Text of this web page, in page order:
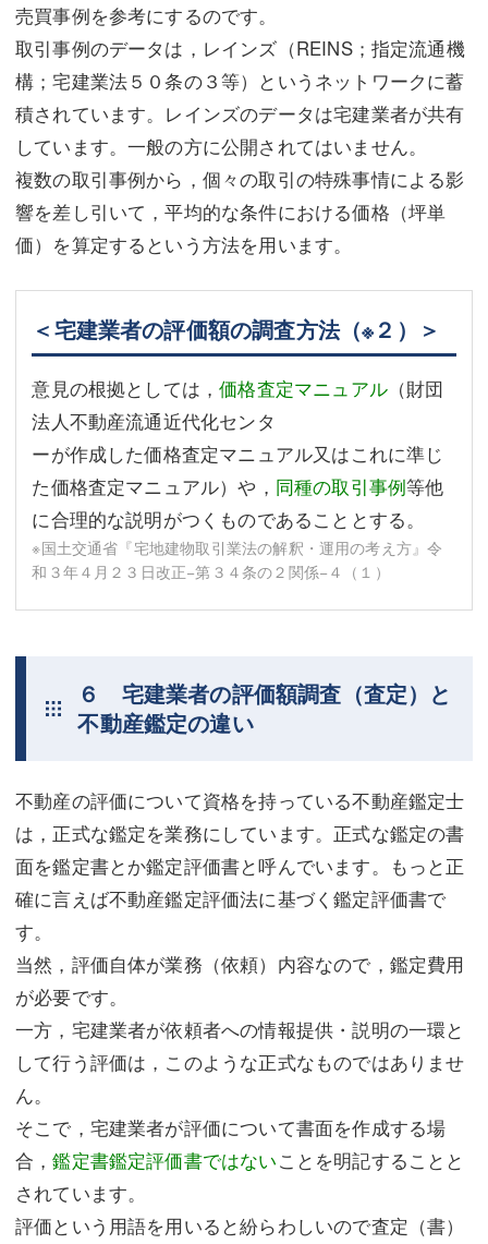
売買事例を参考にするのです。
取引事例のデータは，レインズ（REINS；指定流通機
構；宅建業法５０条の３等）というネットワークに蓄
積されています。レインズのデータは宅建業者が共有
しています。一般の方に公開されてはいません。
複数の取引事例から，個々の取引の特殊事情による影
響を差し引いて，平均的な条件における価格（坪単
価）を算定するという方法を用います。
＜宅建業者の評価額の調査方法（※２） ＞
意見の根拠としては，価格査定マニュアル（財団
法人不動産流通近代化センタ
ーが作成した価格査定マニュアル又はこれに準じ
た価格査定マニュアル）や， 同種の取引事例等他
に合理的な説明がつくものであることとする。
※国土交通省『宅地建物取引業法の解釈・運用の考え方』令
和３年４月２３日改正−第３４条の２関係−４（１）
６ 宅建業者の評価額調査（査定）と
不動産鑑定の違い
不動産の評価について資格を持っている不動産鑑定士
は，正式な鑑定を業務にしています。正式な鑑定の書
面を鑑定書とか鑑定評価書と呼んでいます。もっと正
確に言えば不動産鑑定評価法に基づく鑑定評価書で
す。
当然，評価自体が業務（依頼）内容なので，鑑定費用
が必要です。
一方，宅建業者が依頼者への情報提供・説明の一環と
して行う評価は，このような正式なものではありませ
ん。
そこで，宅建業者が評価について書面を作成する場
合，鑑定書鑑定評価書ではないことを明記することと
されています。
評価という用語を用いると紛らわしいので査定（書）